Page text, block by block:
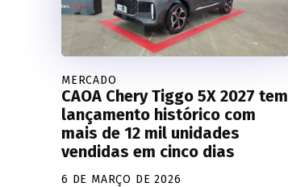
MERCADO
CAOA Chery Tiggo 5X 2027 tem
lançamento histórico com
mais de 12 mil unidades
vendidas em cinco dias
6 DE MARÇO DE 2026